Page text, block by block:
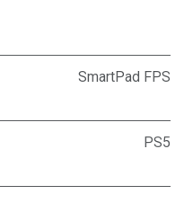
SmartPad FPS
PS5